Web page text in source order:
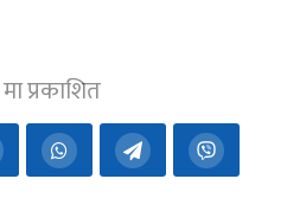
मा प्रकाशित